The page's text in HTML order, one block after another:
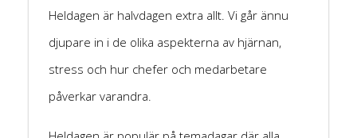
Heldagen är halvdagen extra allt. Vi går ännu
djupare in i de olika aspekterna av hjärnan,
stress och hur chefer och medarbetare
påverkar varandra.